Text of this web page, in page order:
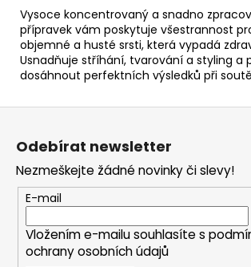
Vysoce koncentrovaný a snadno
přípravek vám poskytuje všestrannost
objemné a husté srsti, která vypadá
Usnadňuje stříhání, tvarování a styling a
dosáhnout perfektních výsledků při
Z
Odebírat newsletter
Nezmeškejte žádné novinky či slevy!
E-mail
Vložením e-mailu souhlasíte s
ochrany osobních údajů